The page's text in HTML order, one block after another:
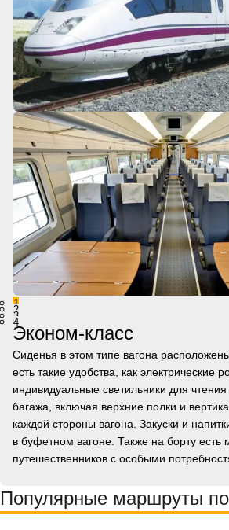
1
2
3
4
Эконом-класс
Сиденья в этом типе вагона
есть такие удобства, как электрические
индивидуальные светильники для
багажа, включая верхние полки и
каждой стороны вагона. Закуски и
в буфетном вагоне. Также на борту есть
путешественников с особыми
Популярные маршруты